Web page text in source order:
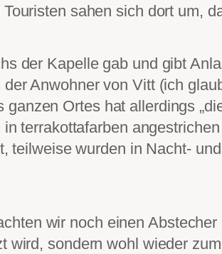
sahen sich dort um,
der Kapelle gab und gibt
Anwohner von Vitt (ich
ganzen Ortes hat allerdings
terrakottafarben
teilweise wurden in Nacht-
wir noch einen Abstecher
wird, sondern wohl wieder